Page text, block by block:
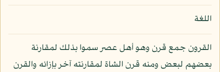
اللغة
القرون جمع قرن وهو أهل عصر سموا بذلك لمقارنة
بعضهم لبعض ومنه قرن الشاة لمقارنته آخر بإزائه والقرن